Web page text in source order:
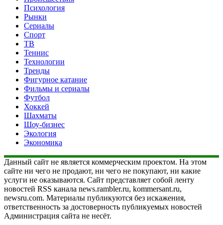
Психология
Рынки
Сериалы
Спорт
ТВ
Теннис
Технологии
Тренды
Фигурное катание
Фильмы и сериалы
Футбол
Хоккей
Шахматы
Шоу-бизнес
Экология
Экономика
Данный сайт не является коммерческим проектом. На этом
сайте ни чего не продают, ни чего не покупают, ни какие
услуги не оказываются. Сайт представляет собой ленту
новостей RSS канала news.rambler.ru, kommersant.ru,
newsru.com. Материалы публикуются без искажения,
ответственность за достоверность публикуемых новостей
Администрация сайта не несёт.